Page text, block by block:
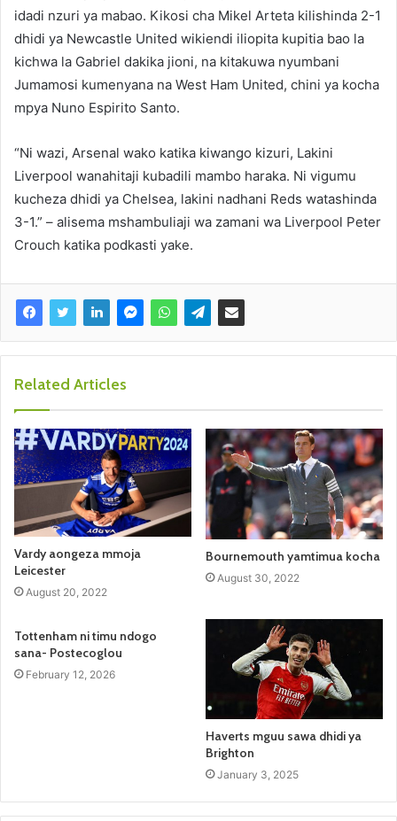
idadi nzuri ya mabao. Kikosi cha Mikel Arteta kilishinda 2-1
dhidi ya Newcastle United wikiendi iliopita kupitia bao la
kichwa la Gabriel dakika jioni, na kitakuwa nyumbani
Jumamosi kumenyana na West Ham United, chini ya kocha
mpya Nuno Espirito Santo.
“Ni wazi, Arsenal wako katika kiwango kizuri, Lakini
Liverpool wanahitaji kubadili mambo haraka. Ni vigumu
kucheza dhidi ya Chelsea, lakini nadhani Reds watashinda
3-1.” – alisema mshambuliaji wa zamani wa Liverpool Peter
Crouch katika podkasti yake.
Related Articles
Vardy aongeza mmoja
Leicester
August 20, 2022
Bournemouth yamtimua kocha
August 30, 2022
Tottenham ni timu ndogo
sana- Postecoglou
February 12, 2026
Haverts mguu sawa dhidi ya
Brighton
January 3, 2025